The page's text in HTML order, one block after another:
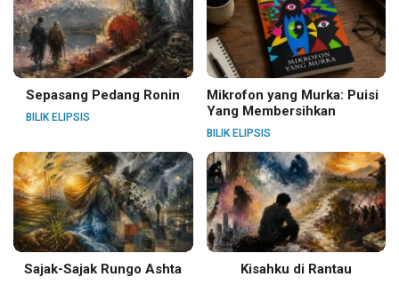
Sepasang Pedang Ronin
BILIK ELIPSIS
Mikrofon yang Murka: Puisi
Yang Membersihkan
BILIK ELIPSIS
Sajak-Sajak Rungo Ashta Kisahku di Rantau